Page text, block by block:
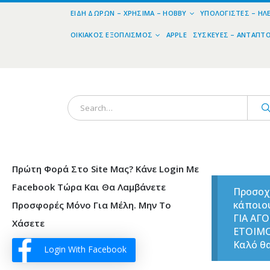
ΕΊΔΗ ΔΏΡΩΝ – ΧΡΉΣΙΜΑ – HOBBY ΥΠΟΛΟΓΙΣΤΈΣ –
ΟΙΚΙΑΚΌΣ ΕΞΟΠΛΙΣΜΌΣ APPLE ΣΥΣΚΕΥΈΣ –
ΓΙΑ
Καλό
Πρώτη Φορά Στο Site Μας? Κάνε Login Με
Facebook Τώρα Και Θα Λαμβάνετε
Προσφορές Μόνο Για Μέλη. Μην Το
Χάσετε
Login With Facebook